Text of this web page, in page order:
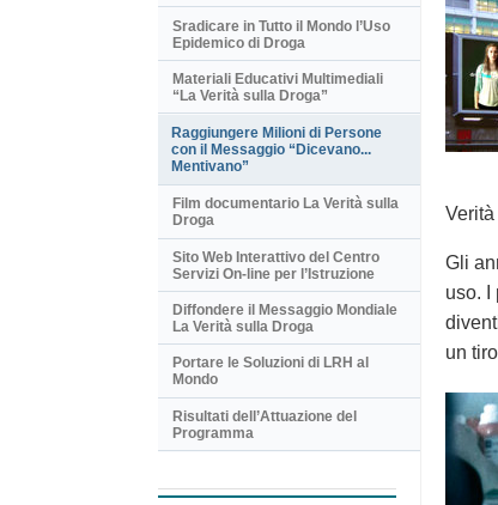
Gli
uso. I
un
Sradicare in Tutto il Mondo l’Uso
Epidemico di Droga
Materiali Educativi Multimediali
“La Verità sulla Droga”
Raggiungere Milioni di Persone
con il Messaggio “Dicevano...
Mentivano”
Film documentario La Verità sulla
Droga
Sito Web Interattivo del Centro
Servizi On-line per l’Istruzione
Diffondere il Messaggio Mondiale
La Verità sulla Droga
Portare le Soluzioni di LRH al
Mondo
Risultati dell’Attuazione del
Programma